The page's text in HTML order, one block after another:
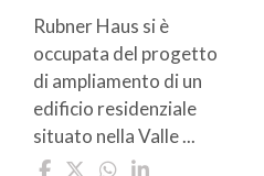
Rubner Haus si è
occupata del progetto
di ampliamento di un
edificio residenziale
situato nella Valle ...